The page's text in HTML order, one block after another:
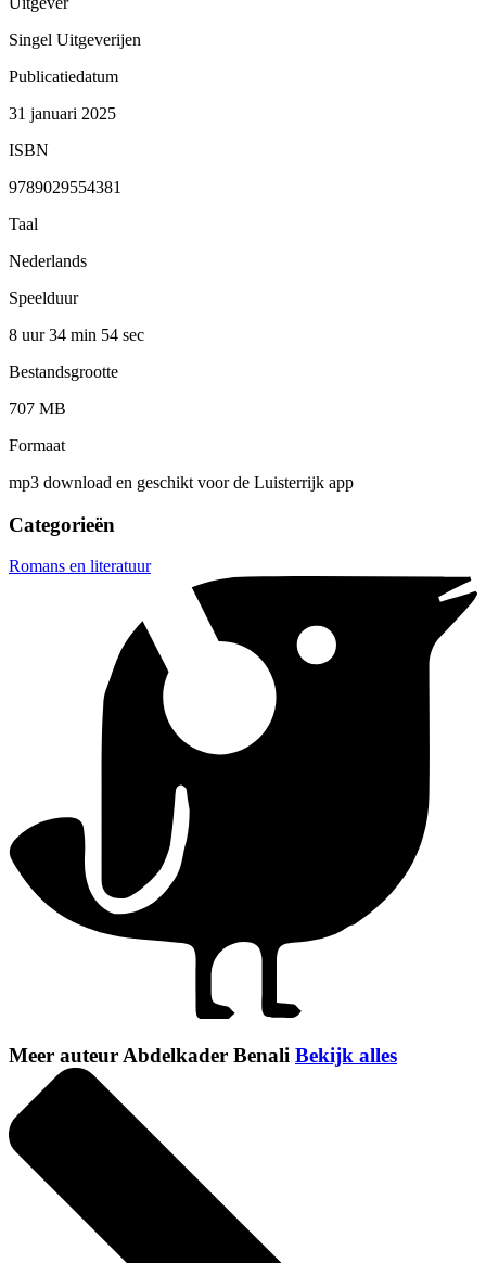
Singel Uitgeverijen
Publicatiedatum
31 januari 2025
ISBN
9789029554381
Taal
Nederlands
Speelduur
8 uur 34 min 54 sec
Bestandsgrootte
707 MB
Formaat
mp3 download en geschikt voor de Luisterrijk app
Categorieën
Romans en literatuur
Meer auteur Abdelkader Benali Bekijk alles